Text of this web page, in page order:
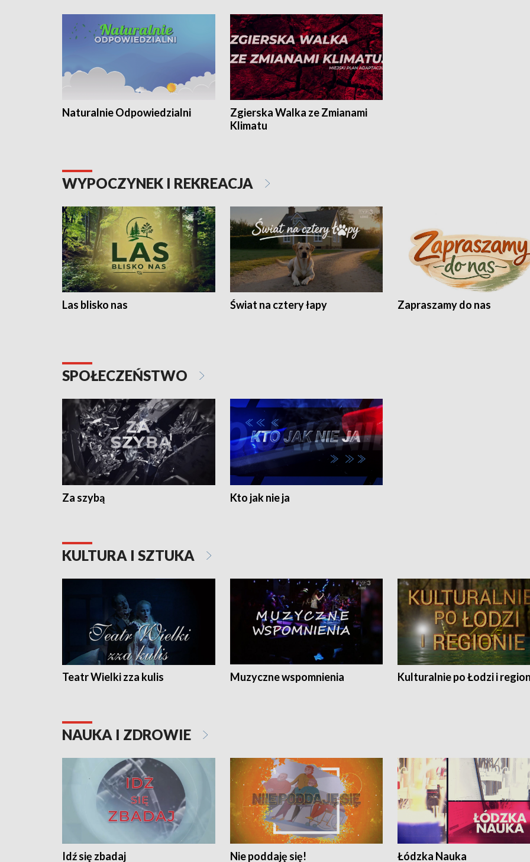
Naturalnie Odpowiedzialni
Zgierska Walka ze Zmianami
Klimatu
WYPOCZYNEK I REKREACJA
Las blisko nas Świat na cztery łapy Zapraszamy do nas
SPOŁECZEŃSTWO
Za szybą Kto jak nie ja
KULTURA I SZTUKA
Teatr Wielki zza kulis Muzyczne wspomnienia Kulturalnie po Łodzi i
NAUKA I ZDROWIE
Idź się zbadaj Nie poddaję się! Łódzka Nauka